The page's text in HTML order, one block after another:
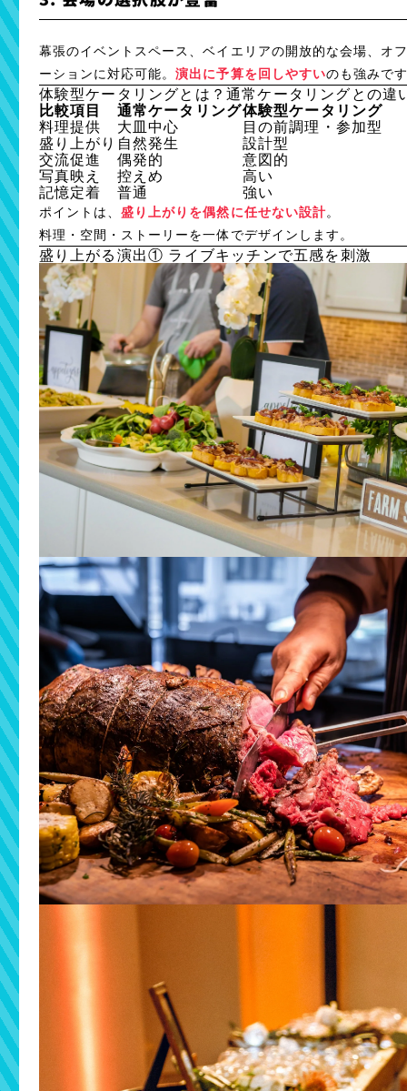
幕張のイベントスペース、ベイエリアの開放的な会場、オ
ーションに対応可能。演出に予算を回しやすいのも強みで
体験型ケータリングとは？通常ケータリングとの違
比較項目 通常ケータリング体験型ケータリング
料理提供 大皿中心 目の前調理・参加型
盛り上がり 自然発生 設計型
交流促進 偶発的 意図的
写真映え 控えめ 高い
記憶定着 普通 強い
ポイントは、盛り上がりを偶然に任せない設計。
料理・空間・ストーリーを一体でデザインします。
盛り上がる演出① ライブキッチンで五感を刺激